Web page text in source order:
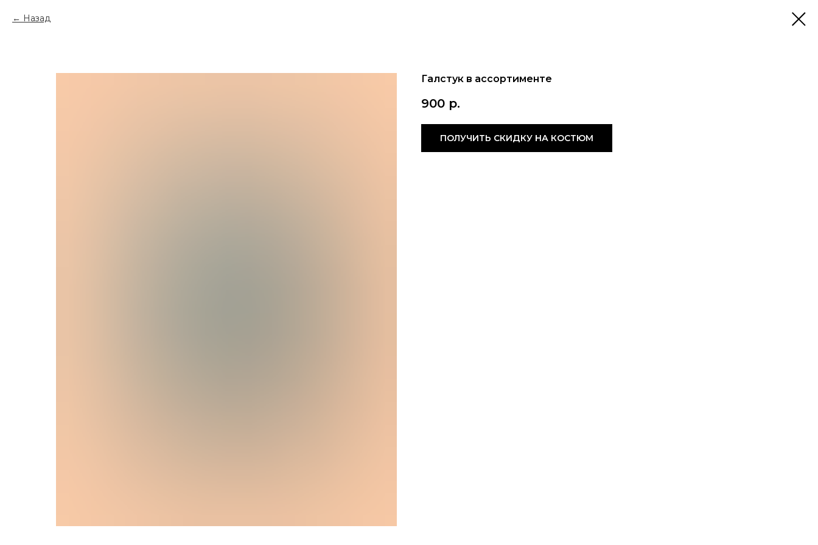
Назад
Галстук в ассортименте
900 р.
ПОЛУЧИТЬ СКИДКУ НА КОСТЮМ